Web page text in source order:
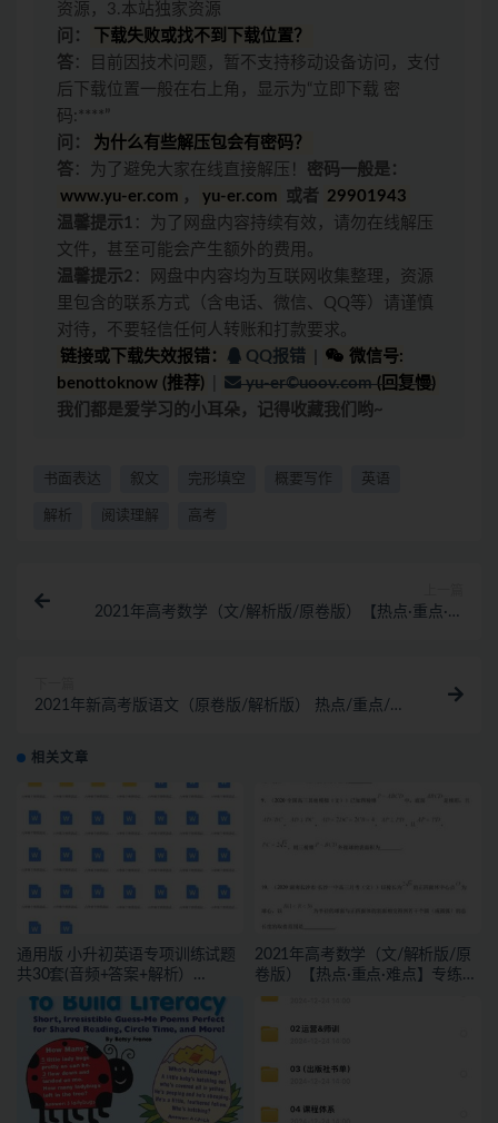
资源，3.本站独家资源
问：
下载失败或找不到下载位置？
答 ：目前因技术问题，暂不支持移动设备访问，支付
后下载位置一般在右上角，显示为“立即下载 密
码:****”
问：
为什么有些解压包会有密码？
答 ：为了避免大家在线直接解压！ 密码一般是：
www.yu-er.com ， yu-er.com 或者 29901943
温馨提示1 ：为了网盘内容持续有效，请勿在线解压
文件，甚至可能会产生额外的费用。
温馨提示2 ：网盘中内容均为互联网收集整理，资源
里包含的联系方式（含电话、微信、QQ等）请谨慎
对待，不要轻信任何人转账和打款要求。
链接或下载失效报错：
QQ报错
微信号:
benottoknow (推荐)
yu-er©uoov.com(回复慢)
我们都是爱学习的小耳朵，记得收藏我们哟~
书面表达 叙文 完形填空 概要写作 英语
解析 阅读理解 高考
2021年高考数学（文/解析版/原卷版）【热点·重点·难
2021年新高考版语文（原卷版/解析版） 热点/重点/难
相关文章
通用版 小升初英语专项训练试题
共30套(音频+答案+解析）
[DOC+MP3]
2021年高考数学（文/解析版/原
卷版）【热点·重点·难点】专练
[DOC]